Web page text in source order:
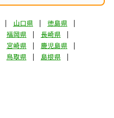
山口県
徳島県
福岡県
長崎県
宮崎県
鹿児島県
鳥取県
島根県